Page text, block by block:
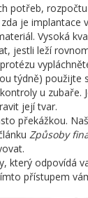
potřeb,
je implantace
Vysoká
jestli leží
týdně)
u
její tvar.
překážkou.
Způsoby
který odpovídá
přístupem